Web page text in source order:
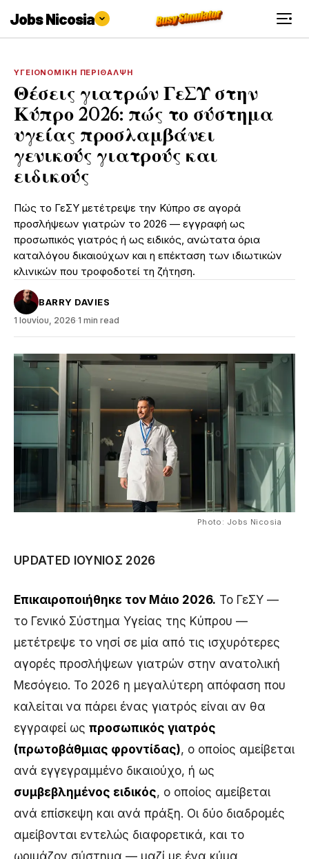
Jobs Nicosia
ΥΓΕΙΟΝΟΜΙΚΉ ΠΕΡΊΘΑΛΨΗ
Θέσεις γιατρών ΓεΣΥ στην
Κύπρο 2026: πώς το σύστημα
υγείας προσλαμβάνει
γενικούς γιατρούς και
ειδικούς
Πώς το ΓεΣΥ μετέτρεψε την Κύπρο σε αγορά
προσλήψεων γιατρών το 2026 — εγγραφή ως
προσωπικός γιατρός ή ως ειδικός, ανώτατα όρια
καταλόγου δικαιούχων και η επέκταση των ιδιωτικών
κλινικών που τροφοδοτεί τη ζήτηση.
BARRY DAVIES
1 Ιουνίου, 2026·1 min read
Photo: Jobs Nicosia
UPDATED ΙΟΎΝΙΟΣ 2026
Επικαιροποιήθηκε τον Μάιο 2026. Το ΓεΣΥ —
το Γενικό Σύστημα Υγείας της Κύπρου —
μετέτρεψε το νησί σε μία από τις ισχυρότερες
αγορές προσλήψεων γιατρών στην ανατολική
Μεσόγειο. Το 2026 η μεγαλύτερη απόφαση που
καλείται να πάρει ένας γιατρός είναι αν θα
εγγραφεί ως προσωπικός γιατρός
(πρωτοβάθμιας φροντίδας), ο οποίος αμείβεται
ανά εγγεγραμμένο δικαιούχο, ή ως
συμβεβλημένος ειδικός, ο οποίος αμείβεται
ανά επίσκεψη και ανά πράξη. Οι δύο διαδρομές
αμείβονται εντελώς διαφορετικά, και το
ωριμάζον σύστημα — μαζί με ένα κύμα